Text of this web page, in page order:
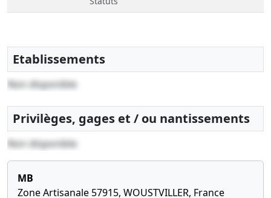
Etablissements
Non disponible
Privilèges, gages et / ou nantissements
Non disponible
MB
Zone Artisanale 57915, WOUSTVILLER, France